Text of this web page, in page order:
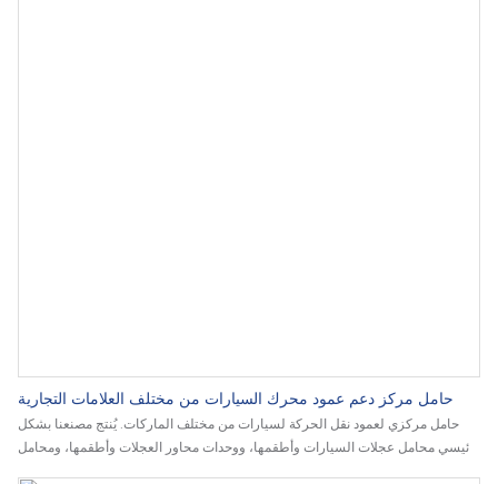
حامل مركز دعم عمود محرك السيارات من مختلف العلامات التجارية
حامل مركزي لعمود نقل الحركة لسيارات من مختلف الماركات. يُنتج مصنعنا بشكل
رئيسي محامل عجلات السيارات وأطقمها، ووحدات محاور العجلات وأطقمها، ومحامل